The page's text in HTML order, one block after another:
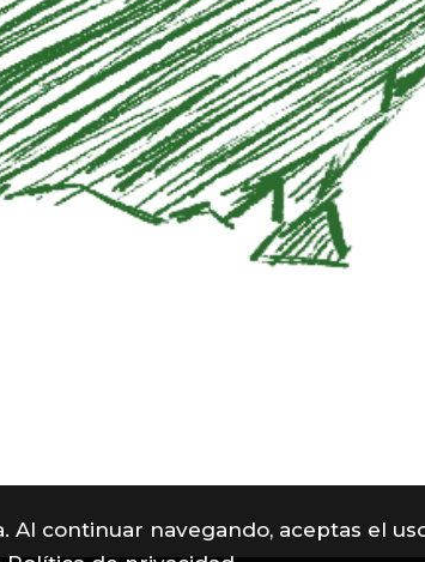
Al continuar navegando, aceptas el